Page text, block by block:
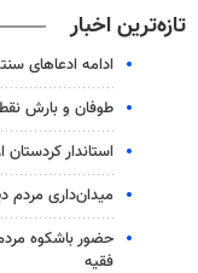
تازه‌ترین اخبار
ادامه ادعاهای
طوفان و بارش
استاندار کردستان از کارگاه ۲ هنرمند
میدان‌داری
حضور باشکوه
فقیه